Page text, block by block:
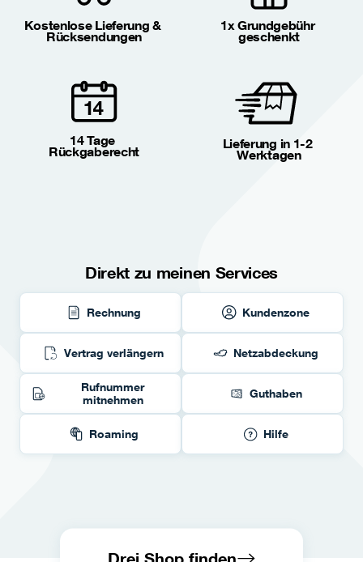
Kostenlose Lieferung &
Rücksendungen
1x Grundgebühr
geschenkt
14 Tage
Rückgaberecht Lieferung in 1-2
Werktagen
Direkt zu meinen Services
Rechnung Kundenzone
Vertrag verlängern Netzabdeckung
Rufnummer
mitnehmen
Guthaben
Roaming Hilfe
Drei Shop finden